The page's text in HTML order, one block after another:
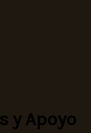
y Apoyo